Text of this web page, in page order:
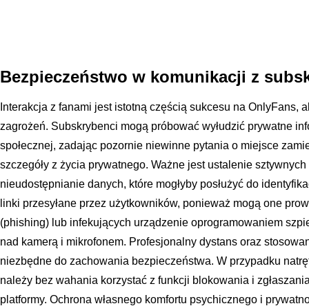
Bezpieczeństwo w komunikacji z
Interakcja z fanami jest istotną częścią sukcesu na OnlyFans,
zagrożeń. Subskrybenci mogą próbować wyłudzić prywatne
społecznej, zadając pozornie niewinne pytania o miejsce
szczegóły z życia prywatnego. Ważne jest ustalenie
nieudostępnianie danych, które mogłyby posłużyć do
linki przesyłane przez użytkowników, ponieważ mogą one
(phishing) lub infekujących urządzenie oprogramowaniem
nad kamerą i mikrofonem. Profesjonalny dystans oraz
niezbędne do zachowania bezpieczeństwa. W przypadku
należy bez wahania korzystać z funkcji blokowania i
platformy. Ochrona własnego komfortu psychicznego i